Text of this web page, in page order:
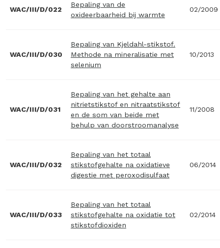
WAC/III/D/022
Bepaling van de
oxideerbaarheid bij warmte
02/2009
WAC/III/D/030
Bepaling van Kjeldahl-stikstof.
Methode na mineralisatie met
selenium
10/2013
WAC/III/D/031
Bepaling van het gehalte aan
nitrietstikstof en nitraatstikstof
en de som van beide met
behulp van doorstroomanalyse
11/2008
WAC/III/D/032
Bepaling van het totaal
stikstofgehalte na oxidatieve
digestie met peroxodisulfaat
06/2014
WAC/III/D/033
Bepaling van het totaal
stikstofgehalte na oxidatie tot
stikstofdioxiden
02/2014